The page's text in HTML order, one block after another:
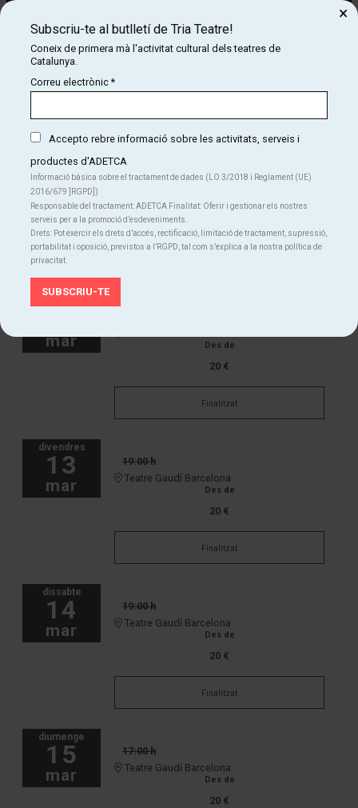
Diapositiva 1 de 1
Una mare amb massa anys, una embòlia i molt poques ganes de
banya i gairebé mata a la mare; i una nit interminable repleta de
secrets que acaben sortint a la llum.
mar Des de
20 €
Finalitzat
divendres
13
mar
19:00 h
Teatre Gaudí Barcelona
Des de
20 €
Finalitzat
dissabte
14
mar
19:00 h
Teatre Gaudí Barcelona
Des de
20 €
Finalitzat
diumenge
15
mar
17:00 h
Teatre Gaudí Barcelona
Des de
20 €
Subscriu-te al butlletí de Tria Teatre!
Coneix de primera mà l'activitat cultural dels teatres de
Catalunya.
Correu electrònic*
Accepto rebre informació sobre les activitats, serveis i
productes d'ADETCA
Informació bàsica sobre el tractament de dades (LO 3/2018 i Reglament (UE)
2016/679 ]RGPD])
Responsable del tractament: ADETCA Finalitat: Oferir i gestionar els nostres
serveis per a la promoció d’esdeveniments.
Drets: Pot exercir els drets d’accés, rectificació, limitació de tractament, supressió,
portabilitat i oposició, previstos a l’RGPD, tal com s’explica a la nostra política de
privacitat.
×